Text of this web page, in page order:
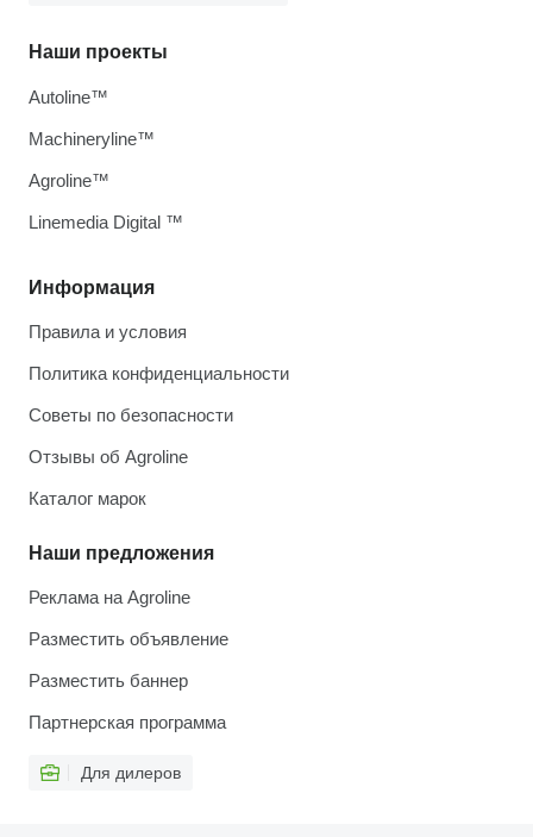
Информация
Правила и условия
Политика конфиденциальности
Советы по безопасности
Отзывы об Agroline
Каталог марок
Наши предложения
Реклама на Agroline
Разместить объявление
Разместить баннер
Партнерская программа
Для дилеров
Наши проекты
Autoline™
Machineryline™
Agroline™
Linemedia Digital ™